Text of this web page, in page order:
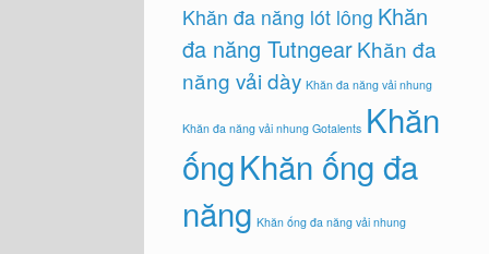
Khăn đa năng lót lông Khăn
đa năng TutngearKhăn đa
năng vải dày Khăn đa năng vải nhung
Khăn đa năng vải nhung Gotalents Khăn
ốngKhăn ống đa
năng Khăn ống đa năng vải nhung